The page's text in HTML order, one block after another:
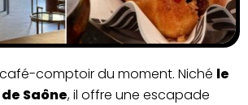
café-comptoir du moment. Niché le
Saône, il offre une escapade